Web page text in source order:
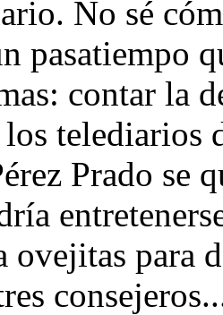
No sé
pasatiempo
contar la
telediarios
Prado se
ovejitas para